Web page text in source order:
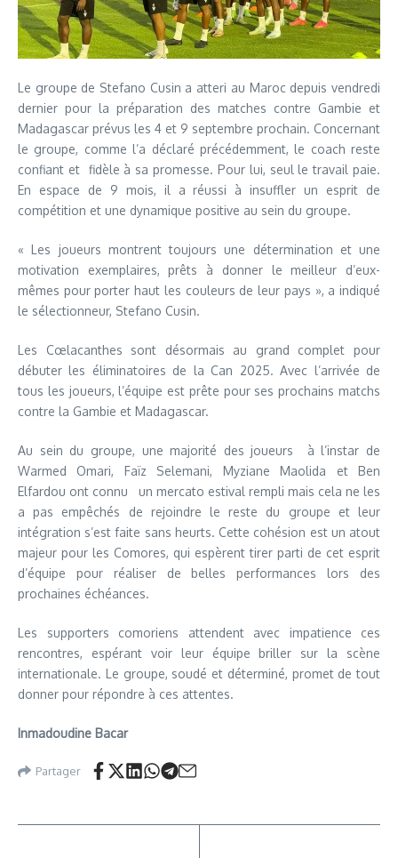
Le groupe de Stefano Cusin a atteri au Maroc depuis vendredi
dernier pour la préparation des matches contre Gambie et
Madagascar prévus les 4 et 9 septembre prochain. Concernant
le groupe, comme l’a déclaré précédemment, le coach reste
confiant et fidèle à sa promesse. Pour lui, seul le travail paie.
En espace de 9 mois, il a réussi à insuffler un esprit de
compétition et une dynamique positive au sein du groupe.
« Les joueurs montrent toujours une détermination et une
motivation exemplaires, prêts à donner le meilleur d’eux-
mêmes pour porter haut les couleurs de leur pays », a indiqué
le sélectionneur, Stefano Cusin.
Les Cœlacanthes sont désormais au grand complet pour
débuter les éliminatoires de la Can 2025. Avec l’arrivée de
tous les joueurs, l’équipe est prête pour ses prochains matchs
contre la Gambie et Madagascar.
Au sein du groupe, une majorité des joueurs à l’instar de
Warmed Omari, Faïz Selemani, Myziane Maolida et Ben
Elfardou ont connu un mercato estival rempli mais cela ne les
a pas empêchés de rejoindre le reste du groupe et leur
intégration s’est faite sans heurts. Cette cohésion est un atout
majeur pour les Comores, qui espèrent tirer parti de cet esprit
d’équipe pour réaliser de belles performances lors des
prochaines échéances.
Les supporters comoriens attendent avec impatience ces
rencontres, espérant voir leur équipe briller sur la scène
internationale. Le groupe, soudé et déterminé, promet de tout
donner pour répondre à ces attentes.
Inmadoudine Bacar
Partager